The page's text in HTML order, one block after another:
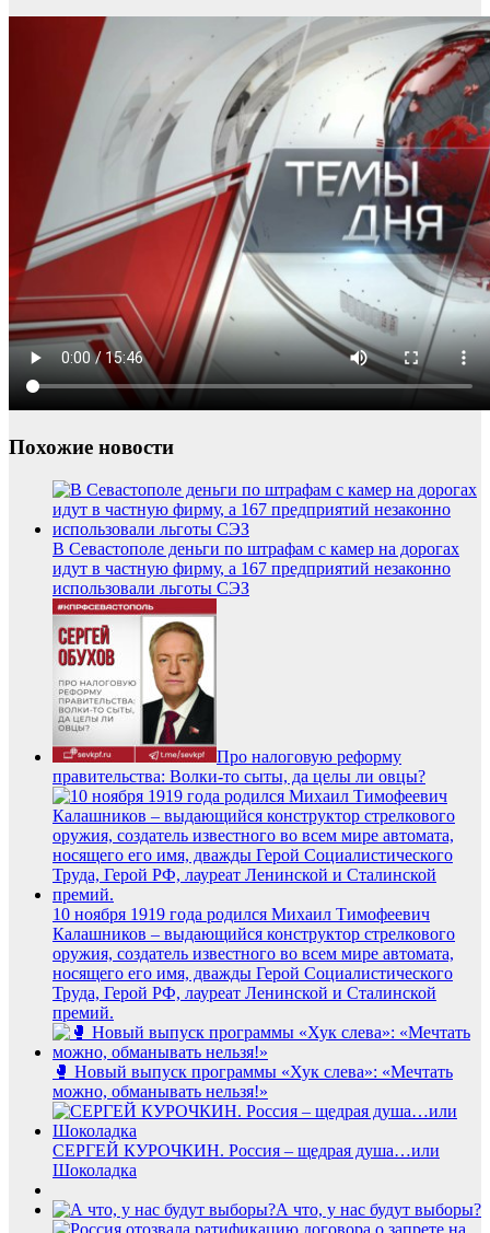
Похожие новости
В Севастополе деньги по штрафам с камер на дорогах
идут в частную фирму, а 167 предприятий незаконно
использовали льготы СЭЗ
Про налоговую реформу
правительства: Волки-то сыты, да целы ли овцы?
10 ноября 1919 года родился Михаил Тимофеевич
Калашников – выдающийся конструктор стрелкового
оружия, создатель известного во всем мире автомата,
носящего его имя, дважды Герой Социалистического
Труда, Герой РФ, лауреат Ленинской и Сталинской
премий.
🥊 Новый выпуск программы «Хук слева»: «Мечтать
можно, обманывать нельзя!»
СЕРГЕЙ КУРОЧКИН. Россия – щедрая душа…или
Шоколадка
А что, у нас будут выборы?